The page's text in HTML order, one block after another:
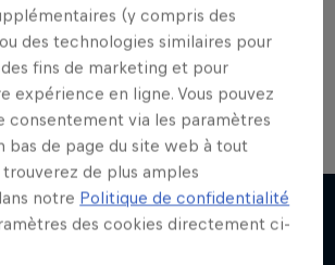
Suisse
Access : Danitsa
De Genève à LA
(y compris des
des technologies similaires pour
fins de marketing et pour
expérience en ligne. Vous pouvez
consentement via les paramètres
bas de page du site web à tout
trouverez de plus amples
notre Politique de confidentialité
des cookies directement ci-